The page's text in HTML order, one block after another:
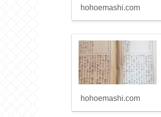
hohoemashi.com
hohoemashi.com